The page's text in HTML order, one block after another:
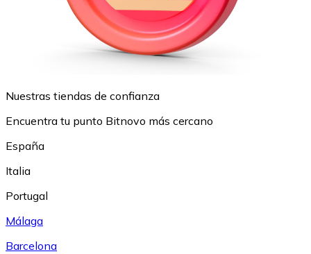
Nuestras tiendas de confianza
Encuentra tu punto Bitnovo más cercano
España
Italia
Portugal
Málaga
Barcelona